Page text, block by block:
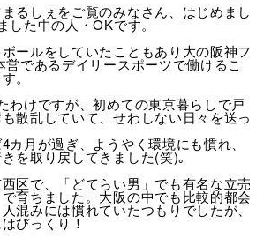
るしぇをご覧のみなさん、はじめまし
した中の人・OKです。
ールをしていたこともあり大の阪神フ
営であるデイリースポーツで働けるこ
。
わけですが、初めての東京暮らしで戸
散乱していて、せわしない日々を送っ
カ月が過ぎ、ようやく環境にも慣れ、
を取り戻してきました(笑)｡
区で、「どてらい男」でも有名な立売
育ちました。大阪の中でも比較的都会
混みには慣れていたつもりでしたが、
びっくり！